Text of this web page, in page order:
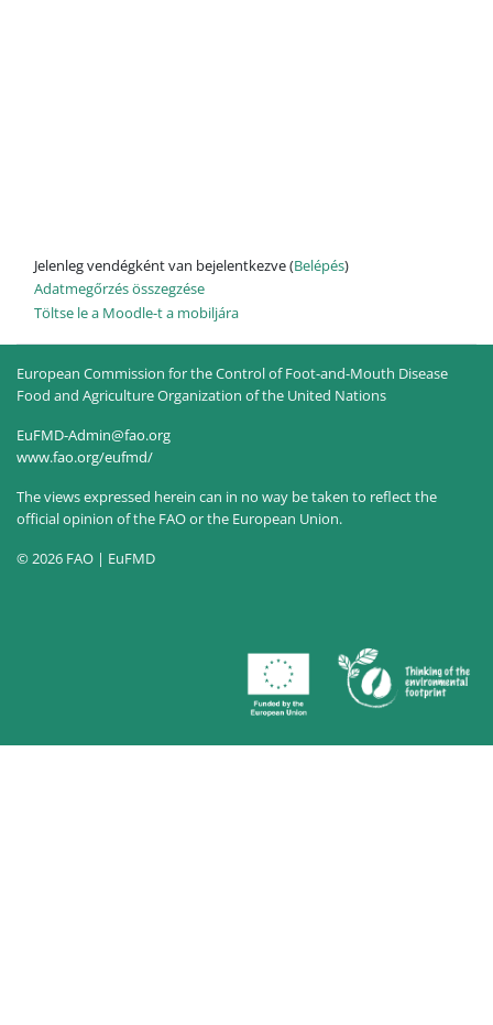
Jelenleg vendégként van bejelentkezve (Belépés)
Adatmegőrzés összegzése
Töltse le a Moodle-t a mobiljára
European Commission for the Control of Foot-and-Mouth Disease
Food and Agriculture Organization of the United Nations
EuFMD-Admin@fao.org
www.fao.org/eufmd/
The views expressed herein can in no way be taken to reflect the
official opinion of the FAO or the European Union.
© 2026 FAO | EuFMD